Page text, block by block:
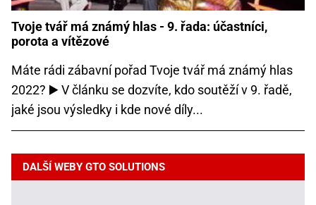
Tvoje tvář má známý hlas - 9. řada: účastníci,
porota a vítězové
Máte rádi zábavní pořad Tvoje tvář má známý hlas
2022? ▶️ V článku se dozvíte, kdo soutěží v 9. řadě,
jaké jsou výsledky i kde nové díly...
DALŠÍ WEBY GTO SOLUTIONS